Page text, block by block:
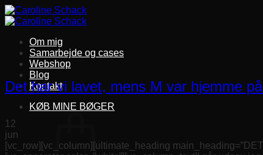
Fortsæt
til
Om mig
Samarbejde og cases
Webshop
Blog
Kontakt
KØB MINE BØGER
Det har vi lavet, mens M var hjemme
12
jun
[vc_row][vc_column][ultimate_heading